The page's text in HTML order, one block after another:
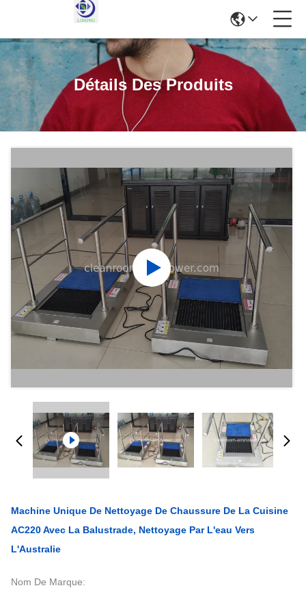
Détails Des Produits
Machine Unique De Nettoyage De Chaussure De La Cuisine
AC220 Avec La Balustrade, Nettoyage Par L'eau Vers
L'Australie
Nom De Marque: